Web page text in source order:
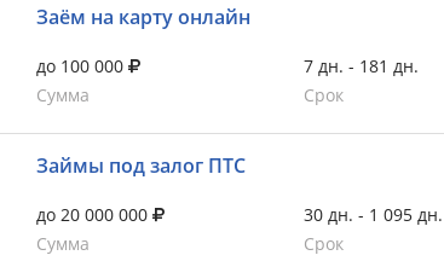
Заём на карту онлайн
до 100 000
Сумма
7 дн. - 181 дн.
Срок
Займы под залог ПТС
до 20 000 000
Сумма
30 дн. - 1 095 дн.
Срок